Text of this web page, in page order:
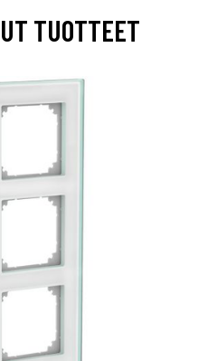
TUOTTEET